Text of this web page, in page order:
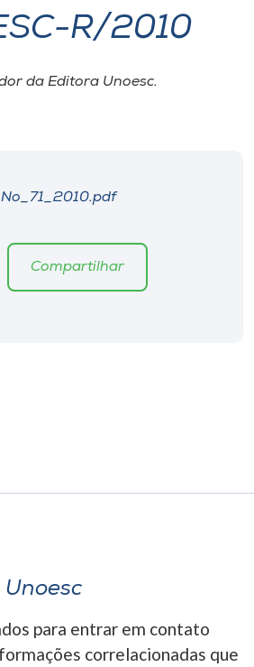
R/2010
da Editora Unoesc.
Compartilhar
para entrar em contato
correlacionadas que